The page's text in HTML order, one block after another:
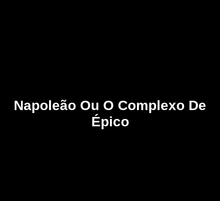
Napoleão Ou O Complexo De
Épico